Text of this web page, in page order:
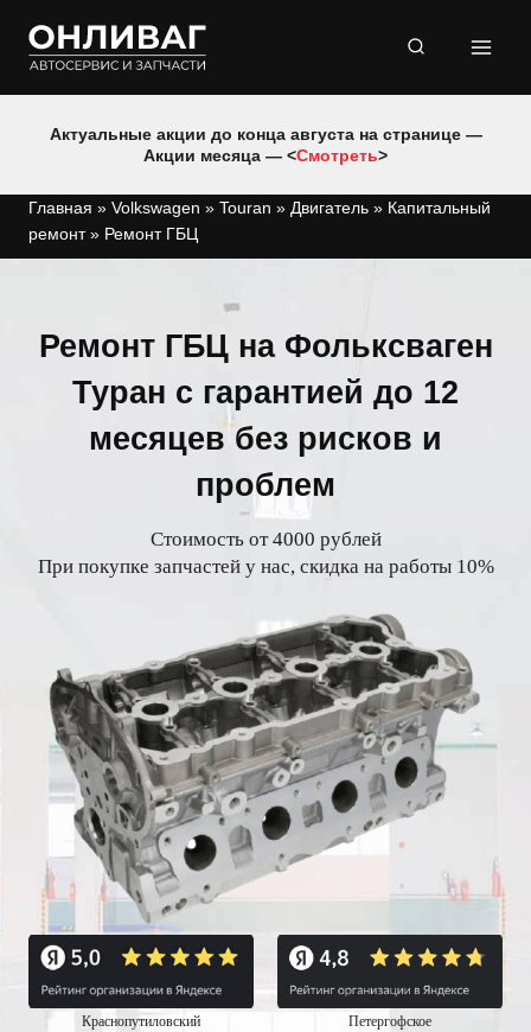
содержимому
Актуальные акции до конца августа на странице —
Акции месяца — <Смотреть>
Главная » Volkswagen » Touran » Двигатель » Капитальный
ремонт» Ремонт ГБЦ
Ремонт ГБЦ на Фольксваген
Туран с гарантией до 12
месяцев без рисков и
проблем
Стоимость от 4000 рублей
При покупке запчастей у нас, скидка на работы 10%
Краснопутиловский Петергофское